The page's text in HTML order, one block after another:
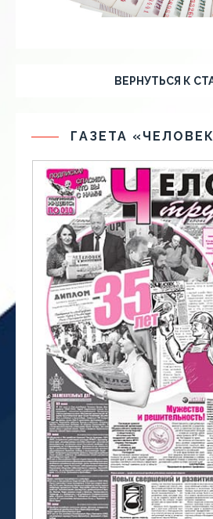
ВЕРНУТЬСЯ К
ГАЗЕТА